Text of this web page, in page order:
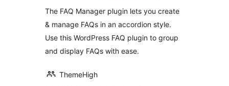
The FAQ Manager plugin lets you create
& manage FAQs in an accordion style.
Use this WordPress FAQ plugin to group
and display FAQs with ease.
ThemeHigh